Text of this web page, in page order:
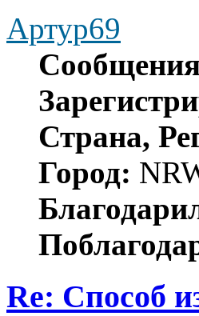
Артур69
Страна,
Город:
Re: Способ